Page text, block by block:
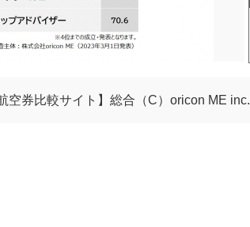
空券比較サイト】総合（C）oricon ME inc.